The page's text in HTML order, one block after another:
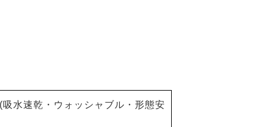
水速乾・ウォッシャブル・形態安